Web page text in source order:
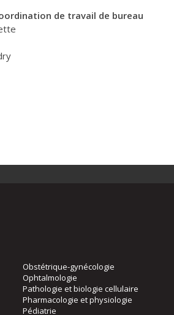
de travail de bureau
Obstétrique-gynécologie
Ophtalmologie
Pathologie et biologie cellulaire
Pharmacologie et physiologie
Pédiatrie